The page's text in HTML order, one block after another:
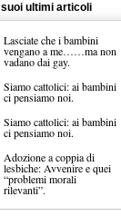
I suoi ultimi articoli
Lasciate che i bambini
vengano a me……ma non
vadano dai gay.
Siamo cattolici: ai bambini
ci pensiamo noi.
Siamo cattolici: ai bambini
ci pensiamo noi.
Adozione a coppia di
lesbiche: Avvenire e quei
“problemi morali
rilevanti”.